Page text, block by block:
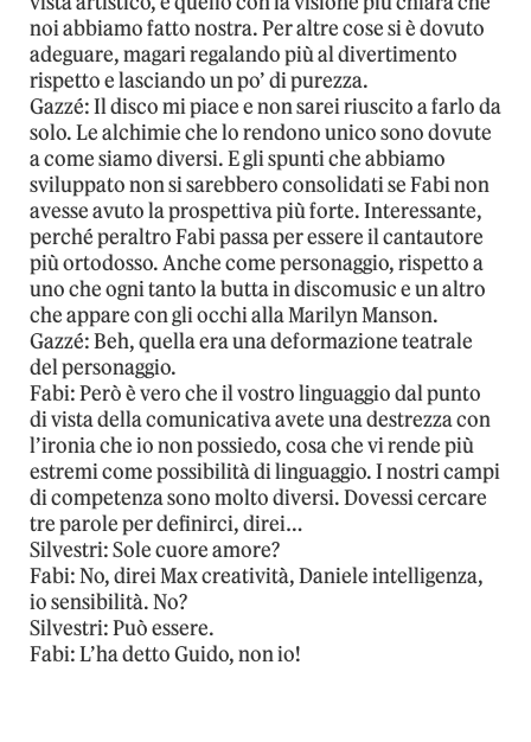
noi abbiamo fatto nostra. Per altre cose si è dovuto
adeguare, magari regalando più al divertimento
rispetto e lasciando un po’ di purezza.
Gazzé: Il disco mi piace e non sarei riuscito a farlo da
solo. Le alchimie che lo rendono unico sono dovute
a come siamo diversi. E gli spunti che abbiamo
sviluppato non si sarebbero consolidati se Fabi non
avesse avuto la prospettiva più forte. Interessante,
perché peraltro Fabi passa per essere il cantautore
più ortodosso. Anche come personaggio, rispetto a
uno che ogni tanto la butta in disco­music e un altro
che appare con gli occhi alla Marilyn Manson.
Gazzé: Beh, quella era una deformazione teatrale
del personaggio.
Fabi: Però è vero che il vostro linguaggio dal punto
di vista della comunicativa avete una destrezza con
l’ironia che io non possiedo, cosa che vi rende più
estremi come possibilità di linguaggio. I nostri campi
di competenza sono molto diversi. Dovessi cercare
tre parole per definirci, direi…
Silvestri: Sole cuore amore?
Fabi: ­No, direi Max creatività, Daniele intelligenza,
io sensibilità. No?
Silvestri: Può essere.
Fabi: L’ha detto Guido, non io!